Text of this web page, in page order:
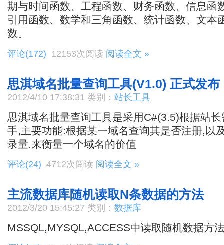
期与时间函数、工程函数、财务函数、信息函
引用函数、数学和三角函数、统计函数、文本
数。
评论(172) 12153次阅读 阅读全文 »
思淇域名批量查询工具(V1.0) 正式发布
2012/4/10 17:38:31 类别： 站长工具
思淇域名批量查询工具是采用C#(3.5)根据站
手,主要功能:根据某一域名查询其是否注册,以
录量.来衡量一个域名的价值
评论(24) 4712次阅读 阅读全文 »
主流数据库随机读取N条数据的方法
2012/3/20 15:45:27 类别： 数据库
MSSQL,MYSQL,ACCESS中读取随机数据方